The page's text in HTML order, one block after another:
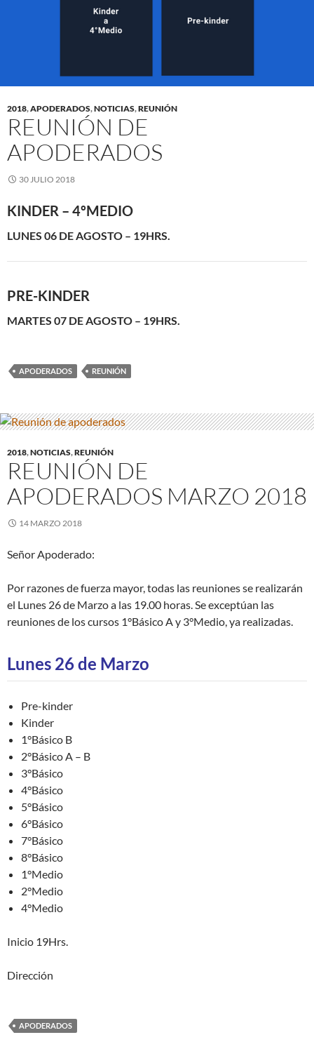
2018,APODERADOS,NOTICIAS,REUNIÓN
REUNIÓN DE
APODERADOS
30 JULIO 2018
KINDER – 4ºMEDIO
LUNES 06 DE AGOSTO – 19HRS.
PRE-KINDER
MARTES 07 DE AGOSTO – 19HRS.
APODERADOS REUNIÓN
2018,NOTICIAS,REUNIÓN
REUNIÓN DE
APODERADOS MARZO 2018
14 MARZO 2018
Señor Apoderado:
Por razones de fuerza mayor, todas las reuniones se realizarán
el Lunes 26 de Marzo a las 19.00 horas. Se exceptúan las
reuniones de los cursos 1°Básico A y 3°Medio, ya realizadas.
Lunes 26 de Marzo
Pre-kinder
Kinder
1°Básico B
2°Básico A – B
3°Básico
4°Básico
5°Básico
6°Básico
7°Básico
8°Básico
1°Medio
2°Medio
4°Medio
Inicio 19Hrs.
Dirección
APODERADOS